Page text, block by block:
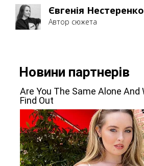
Євгенія Нестеренко
Автор сюжета